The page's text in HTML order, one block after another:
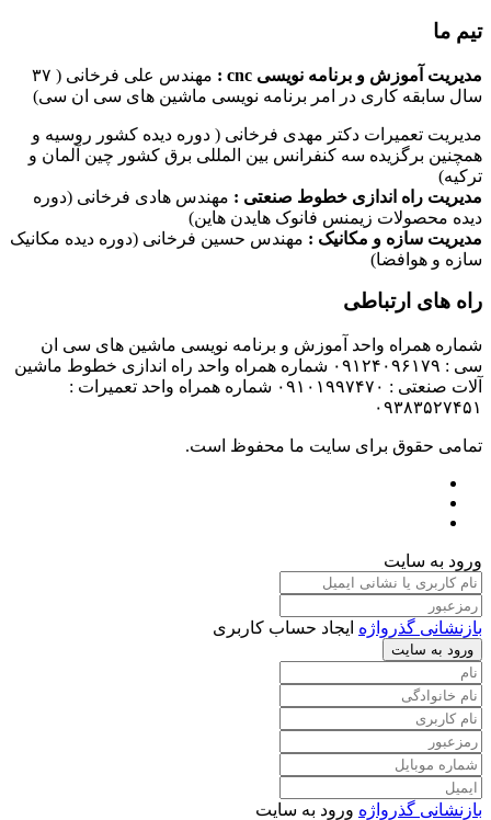
تیم ما
مدیریت آموزش و برنامه نویسی cnc :
مهندس علی فرخانی ( ۳۷
سال سابقه کاری در امر برنامه نویسی ماشین های سی ان سی)
مدیریت تعمیرات دکتر مهدی فرخانی ( دوره دیده کشور روسیه و
همچنین برگزیده سه کنفرانس بین المللی برق کشور چین آلمان و
ترکیه)
مدیریت راه اندازی خطوط صنعتی : مهندس هادی فرخانی (دوره
دیده محصولات زیمنس فانوک هایدن هاین)
مدیریت سازه و مکانیک : مهندس حسین فرخانی (دوره دیده مکانیک
سازه و هوافضا)
راه های ارتباطی
شماره همراه واحد آموزش و برنامه نویسی ماشین های سی ان
سی : ۰۹۱۲۴۰۹۶۱۷۹ شماره همراه واحد راه اندازی خطوط ماشین
آلات صنعتی : ۰۹۱۰۱۹۹۷۴۷۰ شماره همراه واحد تعمیرات :
۰۹۳۸۳۵۲۷۴۵۱
تمامی حقوق برای سایت ما محفوظ است.
ورود به سایت
بازنشانی گذرواژه ایجاد حساب کاربری
ورود به سایت
بازنشانی گذرواژه ورود به سایت